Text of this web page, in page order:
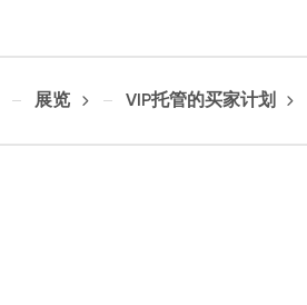
展览 VIP托管的买家计划